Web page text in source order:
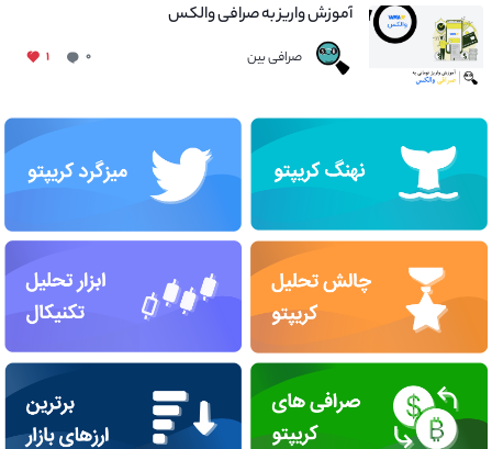
آموزش واریز به صرافی والکس
صرافی بین ۰ ۱